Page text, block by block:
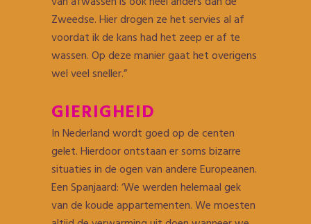
Zweedse. Hier drogen ze het servies al af
voordat ik de kans had het zeep er af te
wassen. Op deze manier gaat het overigens
wel veel sneller.”
GIERIGHEID
In Nederland wordt goed op de centen
gelet. Hierdoor ontstaan er soms bizarre
situaties in de ogen van andere Europeanen.
Een Spanjaard: ‘We werden helemaal gek
van de koude appartementen. We moesten